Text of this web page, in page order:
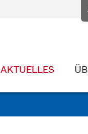
AKTUELLES